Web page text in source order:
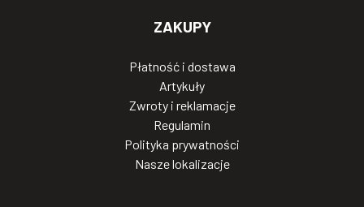
ZAKUPY
Płatność i dostawa
Artykuły
Zwroty i reklamacje
Regulamin
Polityka prywatności
Nasze lokalizacje